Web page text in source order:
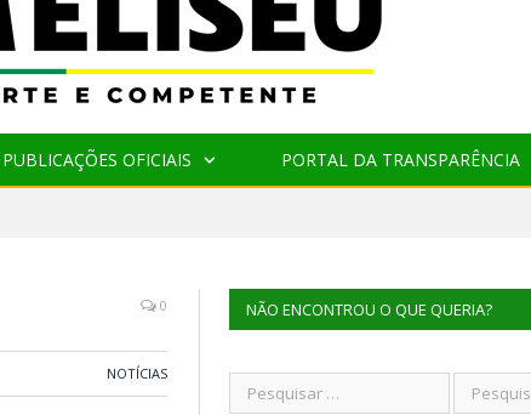
PUBLICAÇÕES OFICIAIS PORTAL DA TRANSPARÊNCIA
0
NOTÍCIAS
NÃO ENCONTROU O QUE QUERIA?